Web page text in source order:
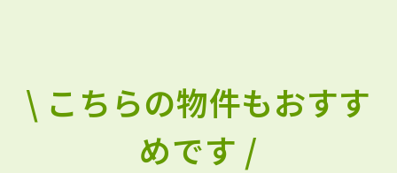
\ こちらの物件もおすす
めです /